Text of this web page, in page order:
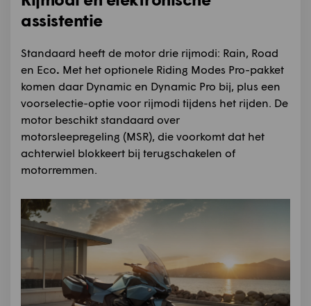
assistentie
Standaard heeft de motor drie rijmodi: Rain, Road
en Eco. Met het optionele Riding Modes Pro-pakket
komen daar Dynamic en Dynamic Pro bij, plus een
voorselectie-optie voor rijmodi tijdens het rijden. De
motor beschikt standaard over
motorsleepregeling (MSR), die voorkomt dat het
achterwiel blokkeert bij terugschakelen of
motorremmen.